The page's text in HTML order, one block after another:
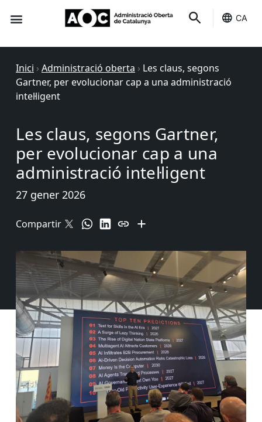
CA
Inici › Administració oberta › Les claus, segons
Gartner, per evolucionar cap a una administració
intel·ligent
Les claus, segons Gartner,
per evolucionar cap a una
administració intel·ligent
27 gener 2026
Compartir